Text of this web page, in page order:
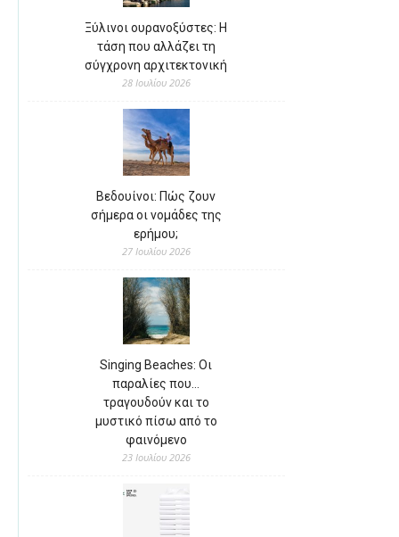
Ξύλινοι ουρανοξύστες: Η
τάση που αλλάζει τη
σύγχρονη αρχιτεκτονική
28 Ιουλίου 2026
Βεδουίνοι: Πώς ζουν
σήμερα οι νομάδες της
ερήμου;
27 Ιουλίου 2026
Singing Beaches: Οι
παραλίες που…
τραγουδούν και το
μυστικό πίσω από το
φαινόμενο
23 Ιουλίου 2026